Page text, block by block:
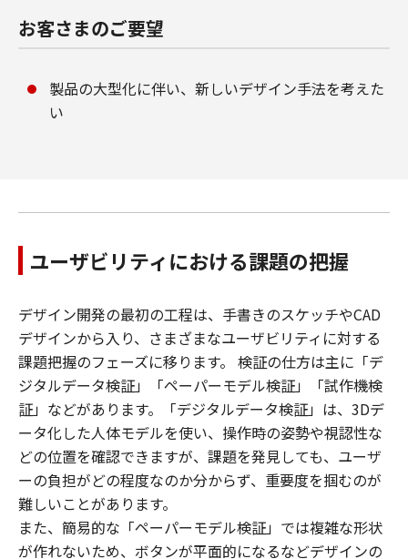
お客さまのご要望
製品の大型化に伴い、新しいデザイン手法を考えた
い
ユーザビリティにおける課題の把握
デザイン開発の最初の工程は、手書きのスケッチやCAD
デザインから入り、さまざまなユーザビリティに対する
課題把握のフェーズに移ります。 検証の仕方は主に「デ
ジタルデータ検証」「ペーパーモデル検証」「試作機検
証」などがあります。「デジタルデータ検証」は、3Dデ
ータ化した人体モデルを使い、操作時の姿勢や視認性な
どの位置を確認できますが、課題を発見しても、ユーザ
ーの負担がどの程度なのか分からず、重要度を掴むのが
難しいことがあります。
また、簡易的な「ペーパーモデル検証」では複雑な形状
が作れないため、ボタンが平面的になるなどデザインの